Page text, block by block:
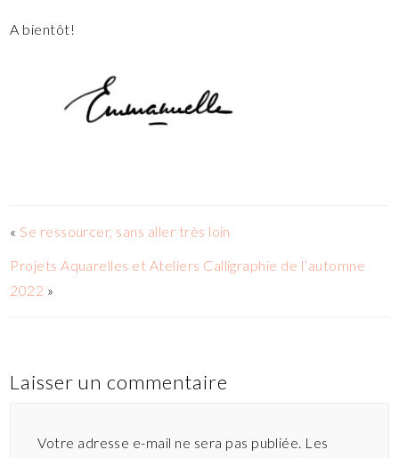
A bientôt!
« Se ressourcer, sans aller très loin
Projets Aquarelles et Ateliers Calligraphie de l’automne
2022 »
Laisser un commentaire
Votre adresse e-mail ne sera pas publiée. Les